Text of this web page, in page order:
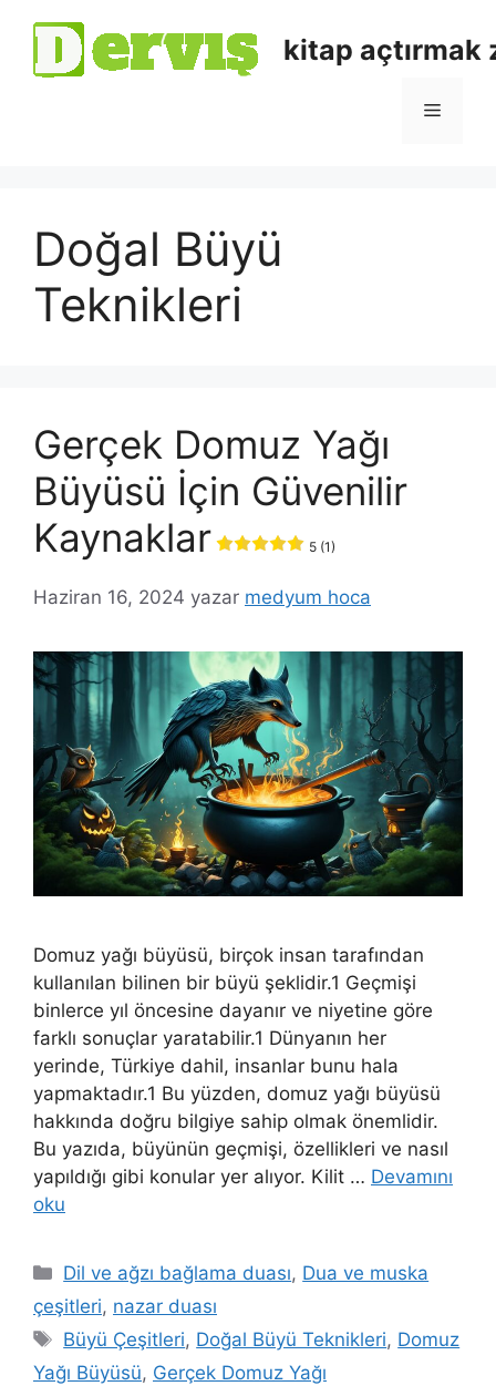
kitap açtırmak
Doğal Büyü
Teknikleri
Gerçek Domuz Yağı
Büyüsü İçin Güvenilir
Kaynaklar
5 (1)
Haziran 16, 2024 yazar medyum hoca
Domuz yağı büyüsü, birçok insan tarafından
kullanılan bilinen bir büyü şeklidir.1 Geçmişi
binlerce yıl öncesine dayanır ve niyetine göre
farklı sonuçlar yaratabilir.1 Dünyanın her
yerinde, Türkiye dahil, insanlar bunu hala
yapmaktadır.1 Bu yüzden, domuz yağı büyüsü
hakkında doğru bilgiye sahip olmak önemlidir.
Bu yazıda, büyünün geçmişi, özellikleri ve nasıl
yapıldığı gibi konular yer alıyor. Kilit … Devamını
oku
Dil ve ağzı bağlama duası, Dua ve muska
çeşitleri, nazar duası
Büyü Çeşitleri, Doğal Büyü Teknikleri, Domuz
Yağı Büyüsü, Gerçek Domuz Yağı